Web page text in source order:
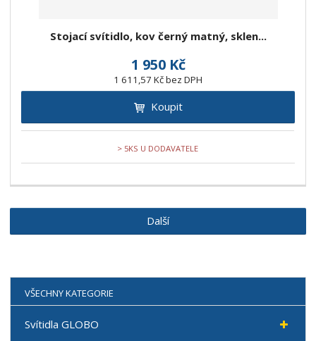
Stojací svítidlo, kov černý matný, sklen...
1 950 Kč
1 611,57 Kč bez DPH
Koupit
> 5KS U DODAVATELE
Další
VŠECHNY KATEGORIE
Svítidla GLOBO